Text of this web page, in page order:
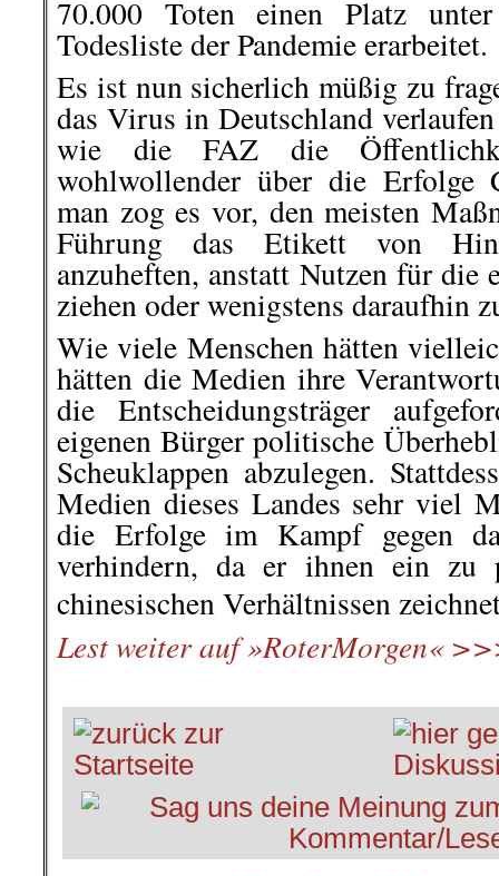
70.000 Toten einen Platz
Todesliste der Pandemie erarbeitet.
Es ist nun sicherlich müßig zu
das Virus in Deutschland
wie die FAZ die
wohlwollender über die Erfolge
man zog es vor, den meisten
Führung das Etikett von
anzuheften, anstatt Nutzen für die
ziehen oder wenigstens daraufhin
Wie viele Menschen hätten
hätten die Medien ihre
die Entscheidungsträger
eigenen Bürger politische
Scheuklappen abzulegen.
Medien dieses Landes sehr viel
die Erfolge im Kampf gegen
verhindern, da er ihnen ein zu
chinesischen Verhältnissen
Lest weiter auf »RoterMorgen«